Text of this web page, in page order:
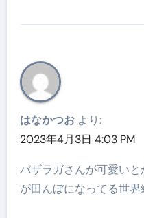
はなかつお より:
2023年4月3日 4:03 PM
バザラガさんが可愛い
が田んぼになってる世界